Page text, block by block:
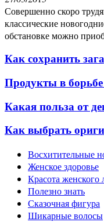
Совершенно скоро
классические
обстановке можно
Как сохранить
Продукты в
Какая польза от
Как выбрать
Восхитительные
Женское здоровье
Красота женского
Полезно знать
Сказочная фигура
Шикарные волосы